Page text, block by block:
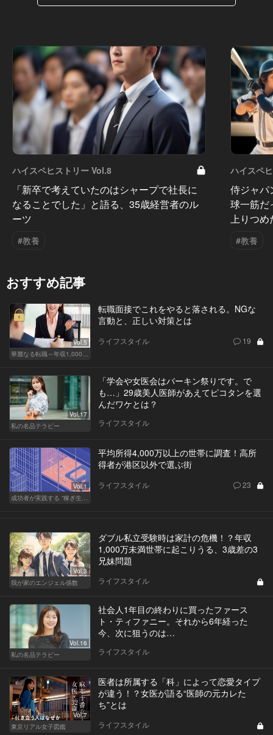
ハイスペヒストリー Vol.8
「新卒で考えていたのはシャープで社長に
なることでした」と語る、35歳経営者のル
ーツ
#教養
ハイスペ
侍ジャパ
球一筋だ
上りつめ
#教養
おすすめ記事
Vol.5
華麗なる転職～年収1,000万超の道～
転職面接でこれをやると落される。NGな
言動と、正しい対策とは
ライフスタイル 19
Vol.17
私の名品テラピー
「学会や女医会はバーキン祭りです。で
も…」29歳美人医師があえてピコタンを選
んだワケとは？
ライフスタイル
Vol.1
成功者が実践する “稼ぎ生活”
平均所得4,000万以上の世帯に調査！高所
得者が港区以外で選ぶ街
ライフスタイル 23
Vol.3
我が家のエンジェル係数
ダブル私立受験時は家計の危機！？年収
1,000万未満世帯に起こりうる、3歳差の3
兄妹問題
ライフスタイル
Vol.16
私の名品テラピー
社会人1年目の終わりに買ったファース
ト・ティファニー。それから6年経った
今、次に狙うのは…
ライフスタイル
Vol.7
東京リアル女子図鑑
医者は所属する「科」によって恋愛タイプ
が違う！？女医が語る“医師の元カレた
ち”とは
ライフスタイル